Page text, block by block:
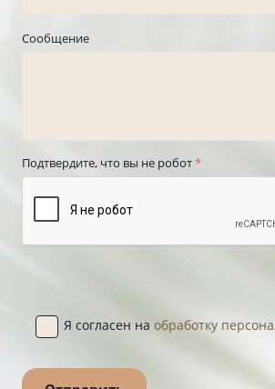
Сообщение
Подтвердите, что вы не робот*
Я согласен на обработку